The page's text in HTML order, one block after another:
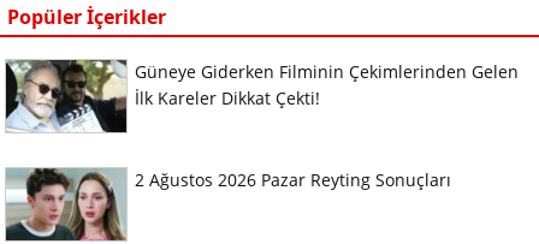
Popüler İçerikler
Güneye Giderken Filminin Çekimlerinden Gelen
İlk Kareler Dikkat Çekti!
2 Ağustos 2026 Pazar Reyting Sonuçları